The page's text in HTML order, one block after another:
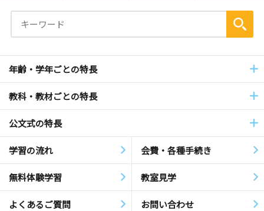
年齢・学年ごとの特長
教科・教材ごとの特長
公文式の特長
学習の流れ 会費・各種手続き
無料体験学習 教室見学
よくあるご質問 お問い合わせ